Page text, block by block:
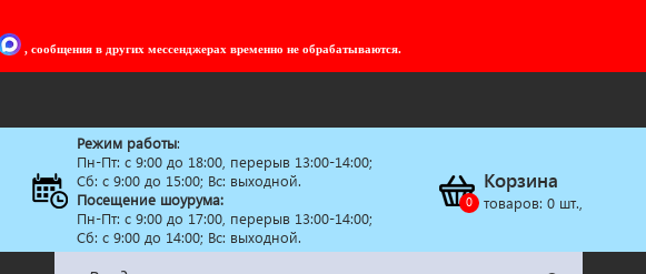
, сообщения в других мессенджерах временно не обрабатываются.
Режим работы:
Пн-Пт: c 9:00 до 18:00, перерыв 13:00-14:00;
Сб: с 9:00 до 15:00; Вс: выходной.
Посещение шоурума:
Пн-Пт: c 9:00 до 17:00, перерыв 13:00-14:00;
Сб: с 9:00 до 14:00; Вс: выходной.
Корзина
товаров: 0шт.,